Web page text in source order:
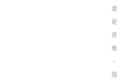
還
是
夜
晚
，
隨